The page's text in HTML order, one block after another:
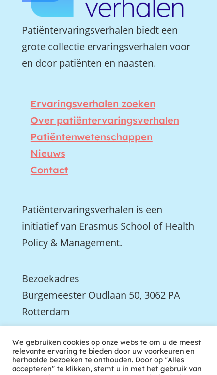
Patiëntervaringsverhalen biedt een
grote collectie ervaringsverhalen voor
en door patiënten en naasten.
Ervaringsverhalen zoeken
Over patiëntervaringsverhalen
Patiëntenwetenschappen
Nieuws
Contact
Patiëntervaringsverhalen is een
initiatief van Erasmus School of Health
Policy & Management.
Bezoekadres
Burgemeester Oudlaan 50, 3062 PA
Rotterdam
 We zijn ook actief op LinkedIn
We gebruiken cookies op onze website om u de meest
relevante ervaring te bieden door uw voorkeuren en
herhaalde bezoeken te onthouden. Door op "Alles
accepteren" te klikken, stemt u in met het gebruik van